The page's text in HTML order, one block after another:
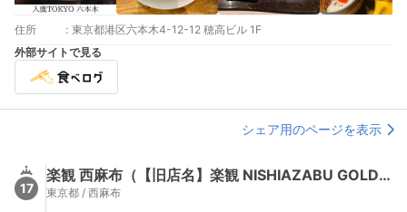
住所 : 東京都港区六本木4-12-12 穂高ビル 1F
外部サイトで見る
シェア用のページを表示
17
楽観 西麻布（【旧店名】楽観 NISHIAZABU GOLD）
東京都 / 西麻布